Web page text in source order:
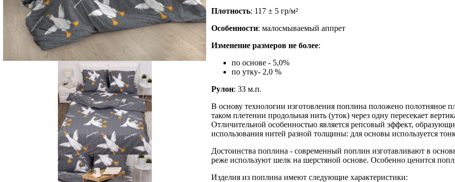
Плотность: 117 ± 5 гр/м²
Особенности: малосмываемый аппрет
Изменение размеров не более:
по основе - 5,0%
по утку- 2,0 %
Рулон: 33 м.п.
В основу технологии изготовления поплина положено полотняное
таком плетении продольная нить (уток) через одну пересекает
Отличительной особенностью является репсовый эффект,
использования нитей разной толщины: для основы используется
Достоинства поплина - современный поплин изготавливают в
реже используют шелк на шерстяной основе. Особенно ценится
Изделия из поплина имеют следующие характеристики: